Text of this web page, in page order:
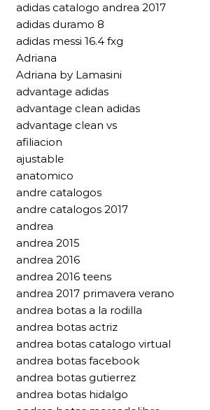
adidas catalogo andrea 2017
adidas duramo 8
adidas messi 16.4 fxg
Adriana
Adriana by Lamasini
advantage adidas
advantage clean adidas
advantage clean vs
afiliacion
ajustable
anatomico
andre catalogos
andre catalogos 2017
andrea
andrea 2015
andrea 2016
andrea 2016 teens
andrea 2017 primavera verano
andrea botas a la rodilla
andrea botas actriz
andrea botas catalogo virtual
andrea botas facebook
andrea botas gutierrez
andrea botas hidalgo